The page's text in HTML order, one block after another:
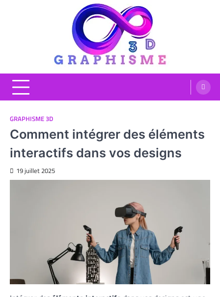
GRAPHISME 3D
Comment intégrer des éléments
interactifs dans vos designs
19 juillet 2025